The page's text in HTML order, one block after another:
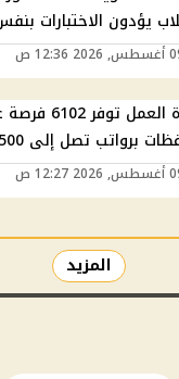
يؤدون الاختبارات
برواتب تصل إلى 9500 جنيه
المزيد